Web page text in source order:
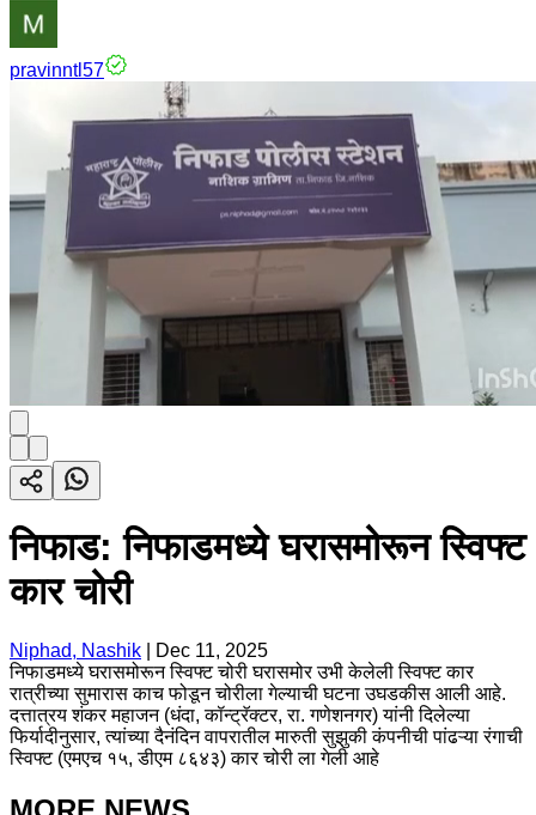
pravinntl57
निफाड: निफाडमध्ये घरासमोरून स्विफ्ट
कार चोरी
Niphad, Nashik
Dec 11, 2025
निफाडमध्ये घरासमोरून स्विफ्ट चोरी घरासमोर उभी केलेली स्विफ्ट कार
रात्रीच्या सुमारास काच फोडून चोरीला गेल्याची घटना उघडकीस आली आहे.
दत्तात्रय शंकर महाजन (धंदा, कॉन्ट्रॅक्टर, रा. गणेशनगर) यांनी दिलेल्या
फिर्यादीनुसार, त्यांच्या दैनंदिन वापरातील मारुती सुझुकी कंपनीची पांढऱ्या रंगाची
स्विफ्ट (एमएच १५, डीएम ८६४३) कार चोरी ला गेली आहे